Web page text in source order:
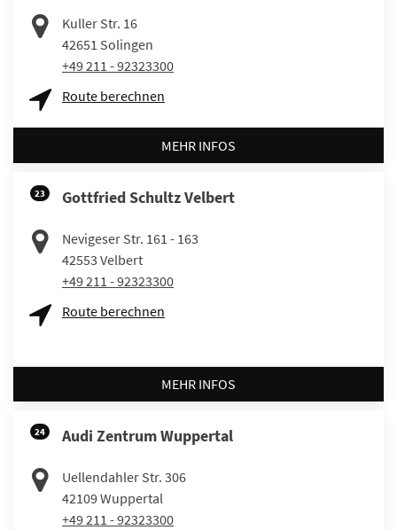
Kuller Str. 16
42651 Solingen
+49 211 - 92323300
Route berechnen
MEHR INFOS
23 Gottfried Schultz Velbert
Nevigeser Str. 161 - 163
42553 Velbert
+49 211 - 92323300
Route berechnen
MEHR INFOS
24 Audi Zentrum Wuppertal
Uellendahler Str. 306
42109Wuppertal
+49 211 - 92323300